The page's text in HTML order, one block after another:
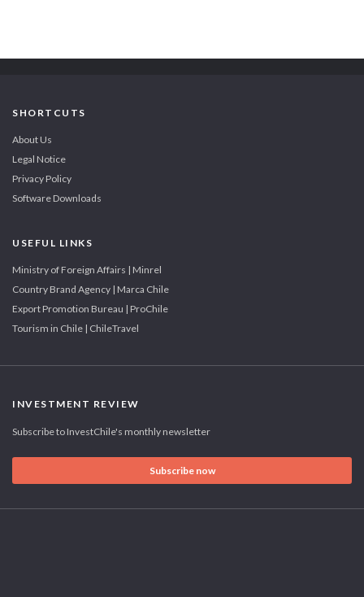
SHORTCUTS
About Us
Legal Notice
Privacy Policy
Software Downloads
USEFUL LINKS
Ministry of Foreign Affairs | Minrel
Country Brand Agency | Marca Chile
Export Promotion Bureau | ProChile
Tourism in Chile | ChileTravel
INVESTMENT REVIEW
Subscribe to InvestChile's monthly newsletter
Subscribe now